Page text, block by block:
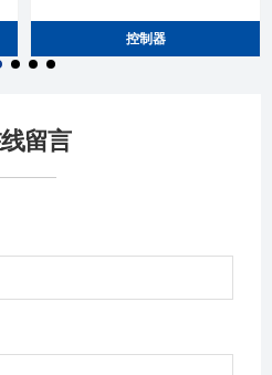
控制器
留言